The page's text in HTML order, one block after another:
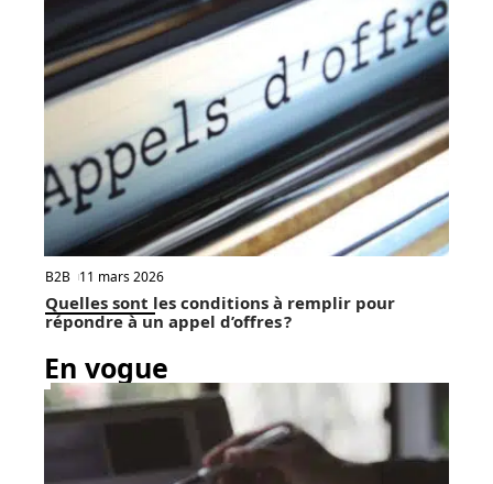
B2B 11 mars 2026
Quelles sont les conditions à remplir pour
répondre à un appel d’offres ?
En vogue